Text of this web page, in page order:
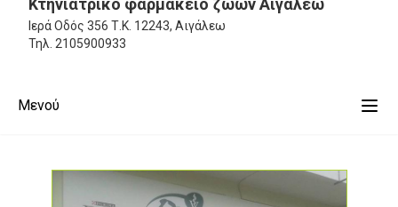
Κτηνιατρικό φαρμακείο ζώων Αιγάλεω
Ιερά Οδός 356 Τ.Κ. 12243, Αιγάλεω
Τηλ. 2105900933
Μενού